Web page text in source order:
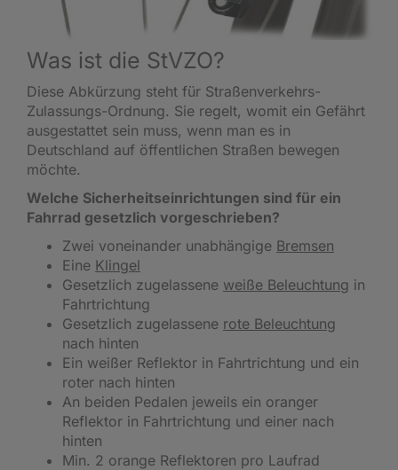
Was ist die StVZO?
Diese Abkürzung steht für Straßenverkehrs-
Zulassungs-Ordnung. Sie regelt, womit ein Gefährt
ausgestattet sein muss, wenn man es in
Deutschland auf öffentlichen Straßen bewegen
möchte.
Welche Sicherheitseinrichtungen sind für ein
Fahrrad gesetzlich vorgeschrieben?
Zwei voneinander unabhängige Bremsen
Eine Klingel
Gesetzlich zugelassene weiße Beleuchtung in
Fahrtrichtung
Gesetzlich zugelassene rote Beleuchtung
nach hinten
Ein weißer Reflektor in Fahrtrichtung und ein
roter nach hinten
An beiden Pedalen jeweils ein oranger
Reflektor in Fahrtrichtung und einer nach
hinten
Min. 2 orange Reflektoren pro Laufrad